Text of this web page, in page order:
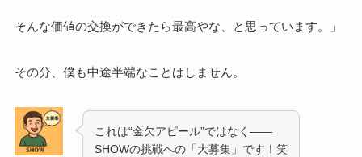
そんな価値の交換ができたら最高やな、と思っています。」
その分、僕も中途半端なことはしません。
これは“金欠アピール”ではなく——
SHOWの挑戦への「大募集」です！笑